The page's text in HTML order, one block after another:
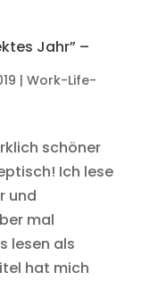
Jahr” –
| Work-Life-
schöner
Ich lese
und
mal
lesen als
hat mich